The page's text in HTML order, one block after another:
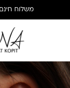
משלוח חינם